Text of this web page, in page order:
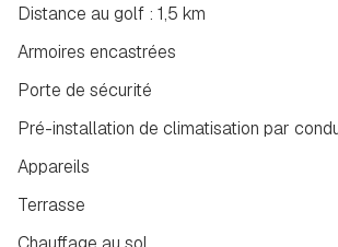
Distance au golf : 1,5 km
Armoires encastrées
Porte de sécurité
Pré-installation de climatisation par
Appareils
Terrasse